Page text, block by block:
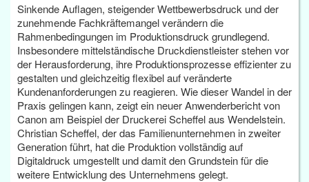
Sinkende Auflagen, steigender Wettbewerbsdruck und der
zunehmende Fachkräftemangel verändern die
Rahmenbedingungen im Produktionsdruck grundlegend.
Insbesondere mittelständische Druckdienstleister stehen vor
der Herausforderung, ihre Produktionsprozesse effizienter zu
gestalten und gleichzeitig flexibel auf veränderte
Kundenanforderungen zu reagieren. Wie dieser Wandel in der
Praxis gelingen kann, zeigt ein neuer Anwenderbericht von
Canon am Beispiel der Druckerei Scheffel aus Wendelstein.
Christian Scheffel, der das Familienunternehmen in zweiter
Generation führt, hat die Produktion vollständig auf
Digitaldruck umgestellt und damit den Grundstein für die
weitere Entwicklung des Unternehmens gelegt.